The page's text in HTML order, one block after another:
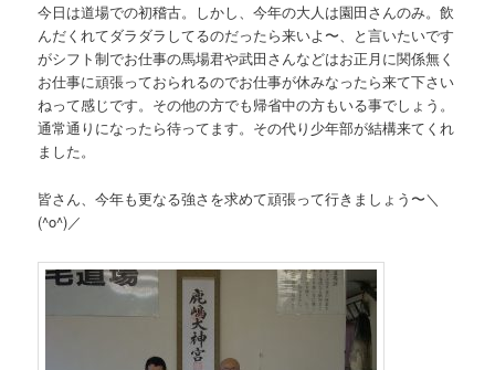
今日は道場での初稽古。しかし、今年の大人は園田さんのみ。飲
んだくれてダラダラしてるのだったら来いよ〜、と言いたいです
がシフト制でお仕事の馬場君や武田さんなどはお正月に関係無く
お仕事に頑張っておられるのでお仕事が休みなったら来て下さい
ねって感じです。その他の方でも帰省中の方もいる事でしょう。
通常通りになったら待ってます。その代り少年部が結構来てくれ
ました。
皆さん、今年も更なる強さを求めて頑張って行きましょう〜＼
(^o^)／